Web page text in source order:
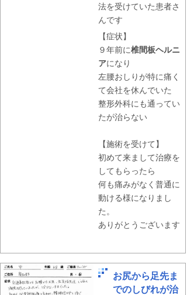
法を受けていた患者さ
んです
【症状】
９年前に椎間板ヘルニ
アになり
左腰おしりが特に痛く
て会社を休んでいた
整形外科にも通ってい
たが治らない
【施術を受けて】
初めて来まして治療を
してもらったら
何も痛みがなく普通に
動ける様になりまし
た。
ありがとうございます
お尻から足先ま
でのしびれが治